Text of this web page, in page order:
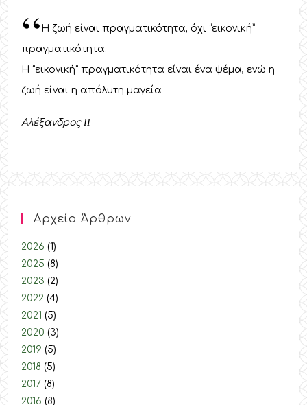
“Η ζωή είναι πραγματικότητα, όχι “εικονική”
πραγματικότητα.
Η “εικονική” πραγματικότητα είναι ένα ψέμα, ενώ η
ζωή είναι η απόλυτη μαγεία
ΑλέξανδροςII
Αρχείο Άρθρων
2026 (1)
2025 (8)
2023 (2)
2022 (4)
2021 (5)
2020 (3)
2019 (5)
2018 (5)
2017 (8)
2016 (8)